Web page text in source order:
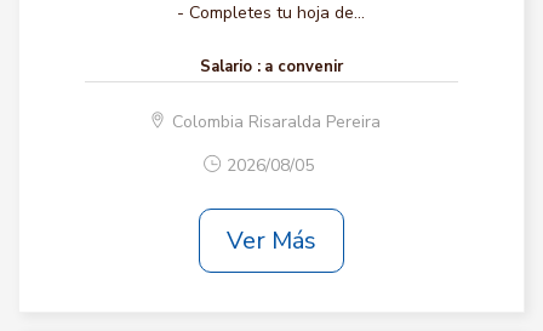
- Completes tu hoja de...
Salario : a convenir
Colombia Risaralda Pereira
2026/08/05
Ver Más